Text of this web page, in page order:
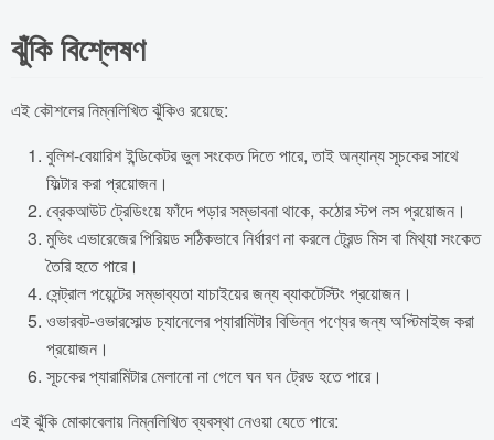
ঝুঁকি বিশ্লেষণ
এই কৌশলের নিম্নলিখিত ঝুঁকিও রয়েছে:
বুলিশ-বেয়ারিশ ইন্ডিকেটর ভুল সংকেত দিতে পারে, তাই অন্যান্য সূচকের সাথে
ফিল্টার করা প্রয়োজন।
ব্রেকআউট ট্রেডিংয়ে ফাঁদে পড়ার সম্ভাবনা থাকে, কঠোর স্টপ লস প্রয়োজন।
মুভিং এভারেজের পিরিয়ড সঠিকভাবে নির্ধারণ না করলে ট্রেন্ড মিস বা মিথ্যা সংকেত
তৈরি হতে পারে।
সেন্ট্রাল পয়েন্টের সম্ভাব্যতা যাচাইয়ের জন্য ব্যাকটেস্টিং প্রয়োজন।
ওভারবট-ওভারসোল্ড চ্যানেলের প্যারামিটার বিভিন্ন পণ্যের জন্য অপ্টিমাইজ করা
প্রয়োজন।
সূচকের প্যারামিটার মেলানো না গেলে ঘন ঘন ট্রেড হতে পারে।
এই ঝুঁকি মোকাবেলায় নিম্নলিখিত ব্যবস্থা নেওয়া যেতে পারে: